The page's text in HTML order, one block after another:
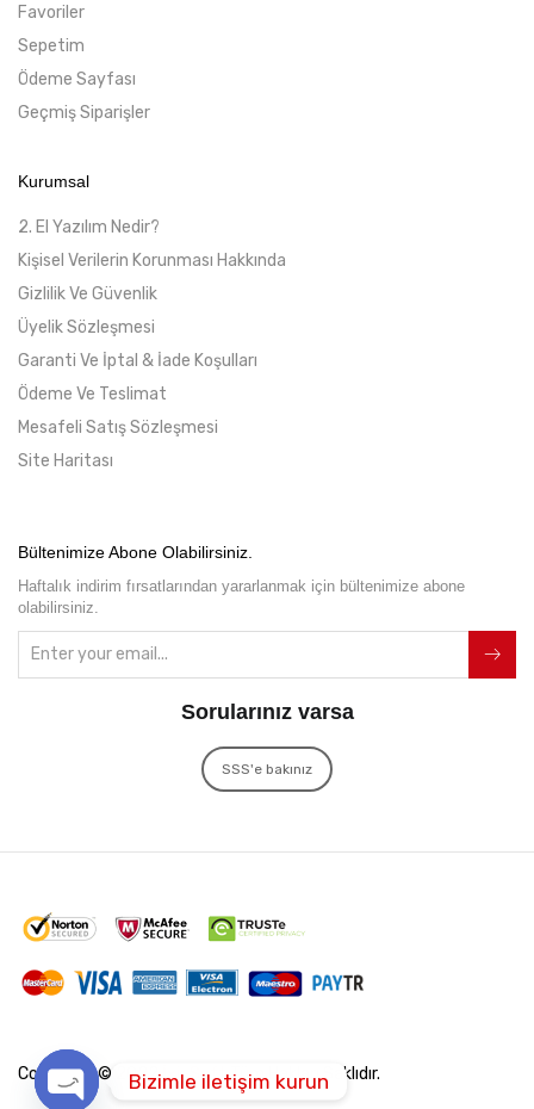
Favoriler
Sepetim
Ödeme Sayfası
Geçmiş Siparişler
Kurumsal
2. El Yazılım Nedir?
Kişisel Verilerin Korunması Hakkında
Gizlilik Ve Güvenlik
Üyelik Sözleşmesi
Garanti Ve İptal & İade Koşulları
Ödeme Ve Teslimat
Mesafeli Satış Sözleşmesi
Site Haritası
Bültenimize Abone Olabilirsiniz.
Haftalık indirim fırsatlarından yararlanmak için bültenimize abone
olabilirsiniz.
Sorularınız varsa
SSS'e bakınız
Copyright © 2022İxir SoftTüm Hakları Saklıdır.
Bizimle iletişim kurun